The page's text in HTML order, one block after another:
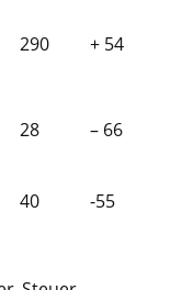
290 + 54
28 – 66
40
-55